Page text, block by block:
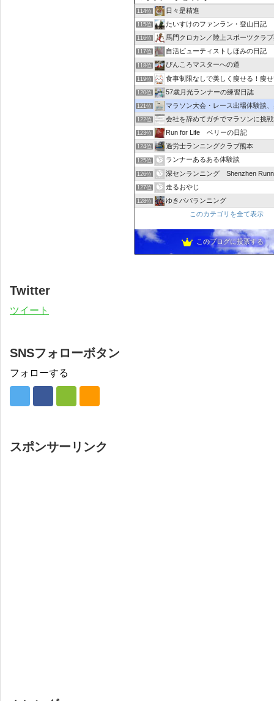
114位 日々是精進
115位 たいすけのファンラン・登山日記
116位 馬門クロカン／陸上スポーツクラ
117位 自活ビューティストしほみの日記
118位 ぴんころマスターへの道
119位 食事制限なしで美しく痩せる！痩
120位 57歳月光ランナーの練習日誌
121位 マラソン大会・レース出場体験談、感想｜レース
122位 会社を辞めてガチでマラソンに挑
123位 Run for Life ベリーの日記
124位 過労士ランニングクラブ熊本
125位 ランナーあるある体験談
126位 深センランニング Shenzhen
127位 走るおやじ
128位
ゆきパパランニング
このカテゴリを全て表示
このブログに投票する
Twitter
ツイート
SNSフォローボタン
フォローする
スポンサーリンク